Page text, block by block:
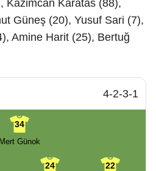
Kazimcan Karatas (88),
Güneş (20), Yusuf Sari (7),
Amine Harit (25), Bertuğ
4-2-3-1
34
Mert Günok
24
22